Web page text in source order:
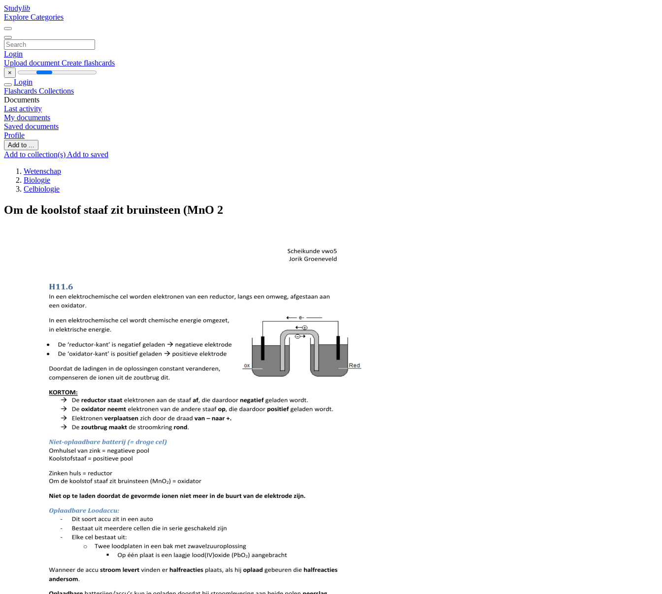
Studylib
Explore Categories
Login
Upload document Create flashcards
×
Login
Flashcards Collections
Documents
Last activity
My documents
Saved documents
Profile
Add to ...
Add to collection(s) Add to saved
Wetenschap
Biologie
Celbiologie
Om de koolstof staaf zit bruinsteen (MnO 2